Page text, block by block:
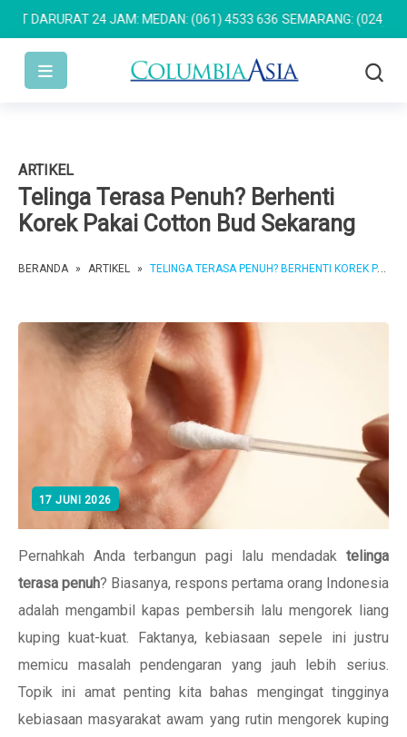
24 JAM: MEDAN: (061) 4533 636 SEMARANG: (024) 762
ARTIKEL
Telinga Terasa Penuh? Berhenti
Korek Pakai Cotton Bud Sekarang
BERANDA » ARTIKEL » TELINGA TERASA PENUH? BERHENTI KOREK PAKAI COTTON BUD SEKARANG
17 JUNI 2026
Pernahkah Anda terbangun pagi lalu mendadak telinga
terasa penuh? Biasanya, respons pertama orang Indonesia
adalah mengambil kapas pembersih lalu mengorek liang
kuping kuat-kuat. Faktanya, kebiasaan sepele ini justru
memicu masalah pendengaran yang jauh lebih serius.
Topik ini amat penting kita bahas mengingat tingginya
kebiasaan masyarakat awam yang rutin mengorek kuping